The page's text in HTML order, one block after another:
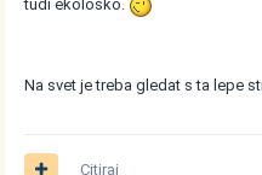
tudi ekološko.
Na svet je treba gledat s ta lepe
Citiraj